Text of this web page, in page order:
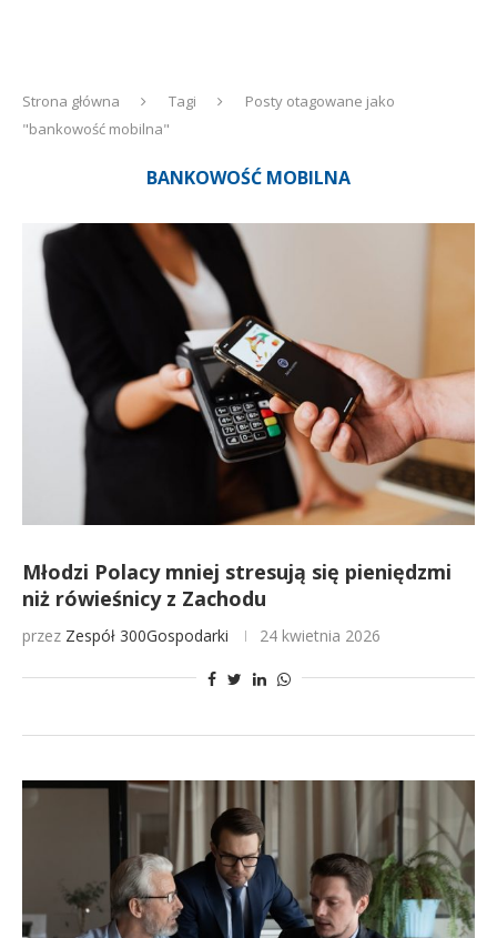
Strona główna Tagi
Posty otagowane jako
"bankowość mobilna"
BANKOWOŚĆ MOBILNA
Młodzi Polacy mniej stresują się pieniędzmi
niż rówieśnicy z Zachodu
przez Zespół 300Gospodarki 24 kwietnia 2026